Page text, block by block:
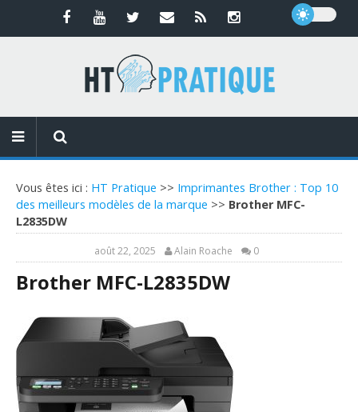
Vous êtes ici : HT Pratique >> Imprimantes Brother : Top 10
des meilleurs modèles de la marque >> Brother MFC-
L2835DW
août 22, 2025 Alain Roache 0
Brother MFC-L2835DW